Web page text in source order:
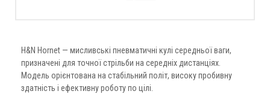
H&N Hornet — мисливські пневматичні кулі середньої ваги,
призначені для точної стрільби на середніх дистанціях.
Модель орієнтована на стабільний політ, високу пробивну
здатність і ефективну роботу по цілі.